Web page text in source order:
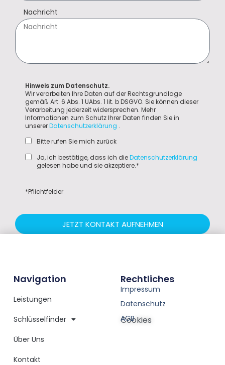
Nachricht
Hinweis zum Datenschutz.
Wir verarbeiten Ihre Daten auf der Rechtsgrundlage
gemäß Art. 6 Abs. 1 UAbs. 1 lit. b DSGVO. Sie können dieser
Verarbeitung jederzeit widersprechen. Mehr
Informationen zum Schutz Ihrer Daten finden Sie in
unsererDatenschutzerklärung .
Bitte rufen Sie mich zurück
Ja, ich bestätige, dass ich dieDatenschutzerklärung
gelesen habe und sie akzeptiere.*
*Pflichtfelder
JETZT KONTAKT AUFNEHMEN
Navigation
Leistungen
Schlüsselfinder
Über Uns
Kontakt
Rechtliches
Impressum
Datenschutz
AGB
Cookies